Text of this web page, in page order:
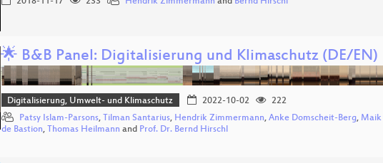
🌟 B&B Panel: Digitalisierung und Klimaschutz (DE/EN)
Digitalisierung, Umwelt- und Klimaschutz 2022-10-02
222
Patsy Islam-Parsons, Tilman Santarius, Hendrik Zimmermann, Anke Domscheit-Berg, Maik
de Bastion, Thomas Heilmann and Prof. Dr. Bernd Hirschl